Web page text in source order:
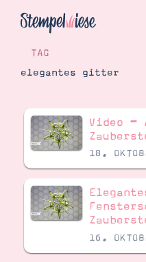
Hier
Katalog
Bestellen
TAG
elegantes gitter
Video –
18.
16.